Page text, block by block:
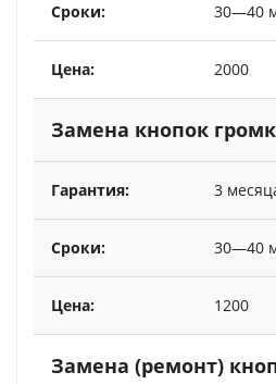
30—40
2000
Замена кнопок
3
30—40
1200
Замена (ремонт)